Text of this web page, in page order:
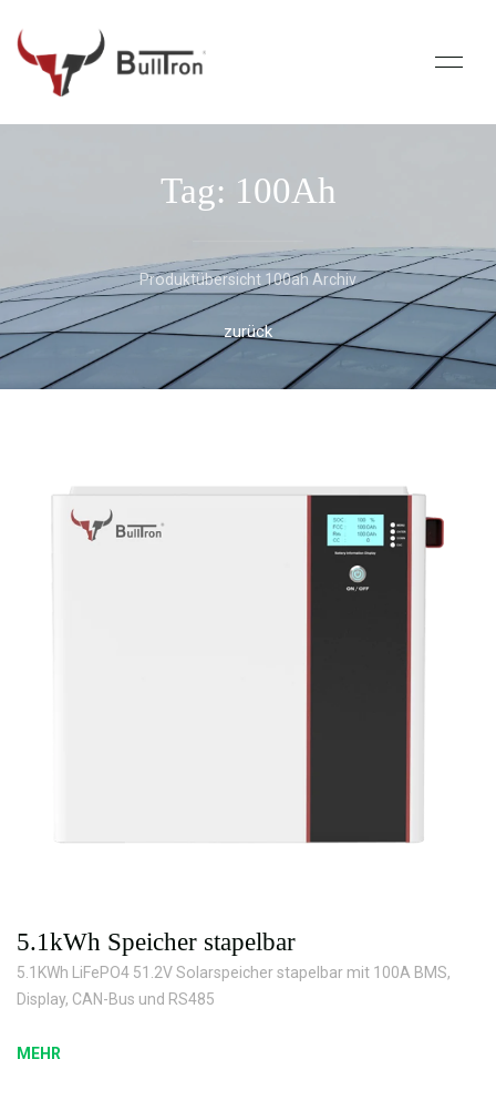
Tag: 100Ah
Produktübersicht 100ah Archiv
zurück
5.1kWh Speicher stapelbar
5.1KWh LiFePO4 51.2V Solarspeicher stapelbar mit 100A BMS,
Display, CAN-Bus und RS485
MEHR